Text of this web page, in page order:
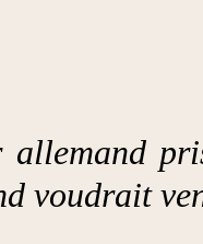
voudrait